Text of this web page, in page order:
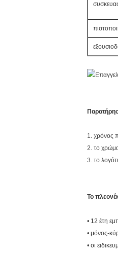
1. χρόνος
2. το
3. το
Το
• 12 έτη
• μόνος-
• οι